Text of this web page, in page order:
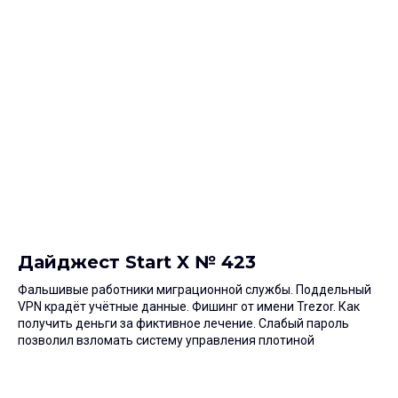
Дайджест Start X № 423
Фальшивые работники миграционной службы. Поддельный
VPN крадёт учётные данные. Фишинг от имени Trezor. Как
получить деньги за фиктивное лечение. Слабый пароль
позволил взломать систему управления плотиной